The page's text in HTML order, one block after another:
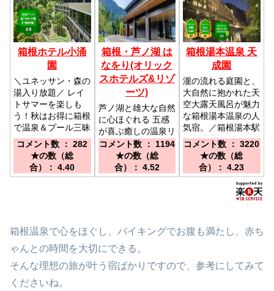
箱根ホテル小涌
園
＼ユネッサン・森の
湯入り放題／ レイ
トサマーを楽しも
う！秋はお得に箱根
で温泉＆プール三昧
／箱根登山鉄道 強
羅駅より路線バスに
て10分
コメント数 ： 282
★の数（総
合）： 4.40
箱根・芦ノ湖 は
なをり(オリック
スホテルズ&リゾ
ーツ)
芦ノ湖と雄大な自然
に心ほぐれる 五感
が喜ぶ癒しの温泉リ
ゾート ／桃源台駅
より徒歩にて約2分
コメント数 ： 1194
★の数（総
合）： 4.52
箱根湯本温泉 天
成園
瀧の流れる庭園と、
大自然に抱かれた天
空大露天風呂が魅力
な箱根湯本温泉の人
気宿。／箱根湯本駅
から徒歩で15分。
または旅館協同組合
の送迎バス（有料
200円）Aコース
『滝通り行き』にて
コメント数 ： 3220
★の数（総
合）： 4.23
箱根温泉で心をほぐし、バイキングでお腹も満たし、赤ち
ゃんとの時間を大切にできる。
そんな理想の旅が叶う宿ばかりですので、参考にしてみて
くださいね。